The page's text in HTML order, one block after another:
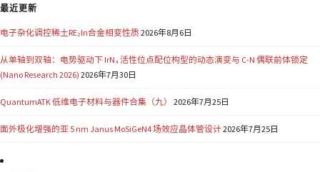
最近更新
电子杂化调控稀土RE₂In合金相变性质2026年8月6日
从单轴到双轴：电势驱动下 IrN₄ 活性位点配位构型的动态演变与 C-N 偶联前体锁定
(Nano Research 2026) 2026年7月30日
QuantumATK 低维电子材料与器件合集（九） 2026年7月25日
面外极化增强的亚 5 nm Janus MoSiGeN4 场效应晶体管设计2026年7月25日